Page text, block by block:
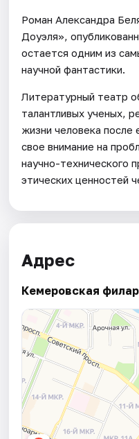
Роман Александра
Доуэля»,
остается одним из
научной фантастики.
Литературный театр
талантливых ученых,
жизни человека после
свое внимание на
научно-технического
этических ценностей
Адрес
Кемеровская